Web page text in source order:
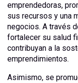
emprendedoras,
sus recursos y una
negocios. A través
fortalecer su salud
contribuyan a la
emprendimientos.
Asimismo, se